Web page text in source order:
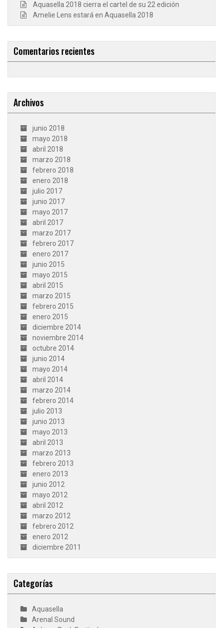
Aquasella 2018 cierra el cartel de su 22 edición
Amelie Lens estará en Aquasella 2018
Comentarios recientes
Archivos
junio 2018
mayo 2018
abril 2018
marzo 2018
febrero 2018
enero 2018
julio 2017
junio 2017
mayo 2017
abril 2017
marzo 2017
febrero 2017
enero 2017
junio 2015
mayo 2015
abril 2015
marzo 2015
febrero 2015
enero 2015
diciembre 2014
noviembre 2014
octubre 2014
junio 2014
mayo 2014
abril 2014
marzo 2014
febrero 2014
julio 2013
junio 2013
mayo 2013
abril 2013
marzo 2013
febrero 2013
enero 2013
junio 2012
mayo 2012
abril 2012
marzo 2012
febrero 2012
enero 2012
diciembre 2011
Categorías
Aquasella
Arenal Sound